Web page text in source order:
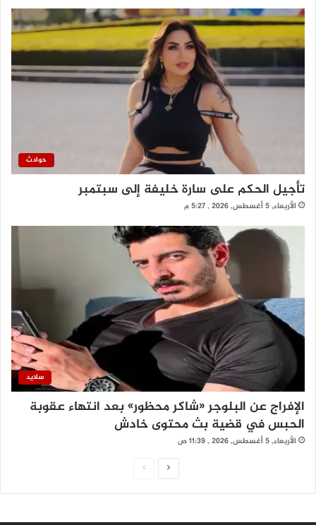
حوادث
تأجيل الحكم على سارة خليفة إلى سبتمبر
الأربعاء, 5 أغسطس, 2026 , 5:27 م
سلايد
الإفراج عن البلوجر «شاكر محظور» بعد انتهاء عقوبة
الحبس في قضية بث محتوى خادش
الأربعاء, 5 أغسطس, 2026 , 11:39 ص